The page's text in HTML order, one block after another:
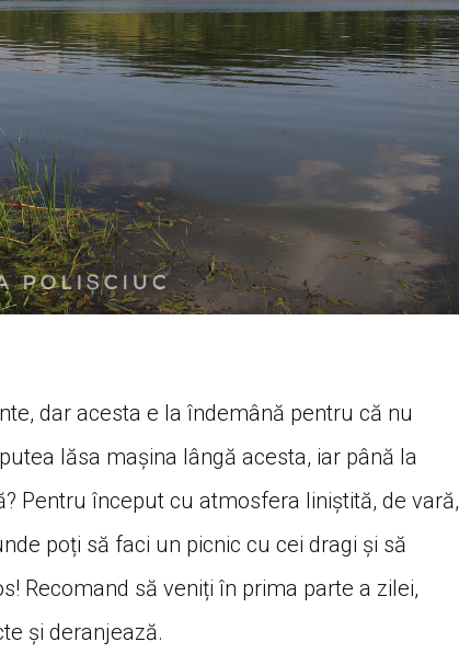
dar acesta e la îndemână pentru că nu
lăsa mașina lângă acesta, iar până la
Pentru început cu atmosfera liniștită, de vară,
poți să faci un picnic cu cei dragi și să
Recomand să veniți în prima parte a zilei,
și deranjează.